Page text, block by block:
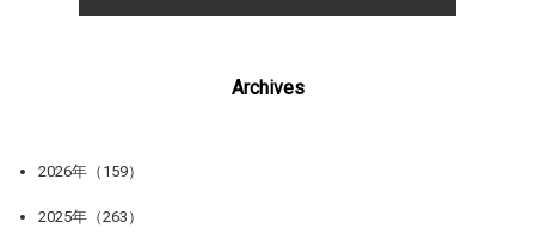
Archives
2026年（159）
2025年（263）